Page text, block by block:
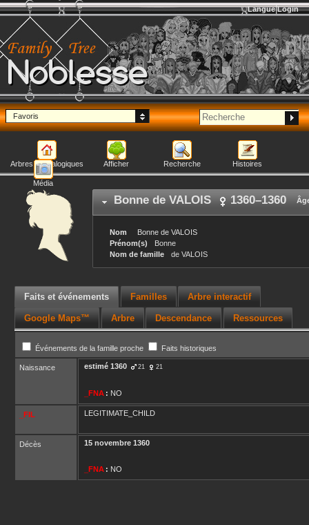
Noblesse
Langue Login
Favoris
Arbres généalogiques Afficher Recherche Histoires
Média
Bonne de VALOIS 1360–1360
Nom Bonne de VALOIS
Prénom(s)
Bonne
Nom de famille
de VALOIS
Faits et événements Familles Arbre interactif
Google Maps™ Arbre Descendance Ressources
Événements de la famille proche Faits historiques
Naissance estimé 1360 21 21
_FNA : NO
_FIL LEGITIMATE_CHILD
Décès 15 novembre 1360
_FNA : NO